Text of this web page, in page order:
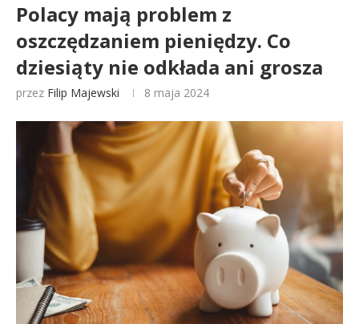
Polacy mają problem z
oszczędzaniem pieniędzy. Co
dziesiąty nie odkłada ani grosza
przez Filip Majewski 8 maja 2024